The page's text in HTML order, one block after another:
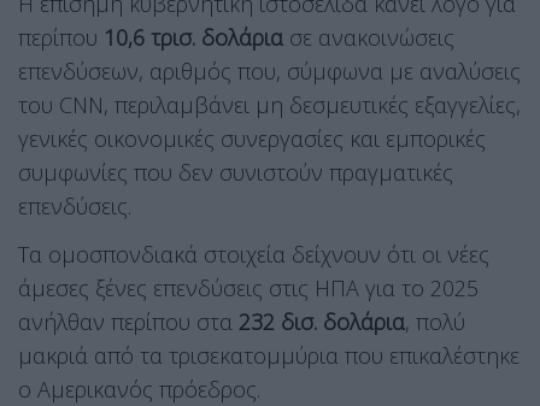
περίπου 10,6 τρισ. δολάρια σε ανακοινώσεις
επενδύσεων, αριθμός που, σύμφωνα με αναλύσεις
του CNN, περιλαμβάνει μη δεσμευτικές εξαγγελίες,
γενικές οικονομικές συνεργασίες και εμπορικές
συμφωνίες που δεν συνιστούν πραγματικές
επενδύσεις.
Τα ομοσπονδιακά στοιχεία δείχνουν ότι οι νέες
άμεσες ξένες επενδύσεις στις ΗΠΑ για το 2025
ανήλθαν περίπου στα 232 δισ. δολάρια, πολύ
μακριά από τα τρισεκατομμύρια που επικαλέστηκε
ο Αμερικανός πρόεδρος.